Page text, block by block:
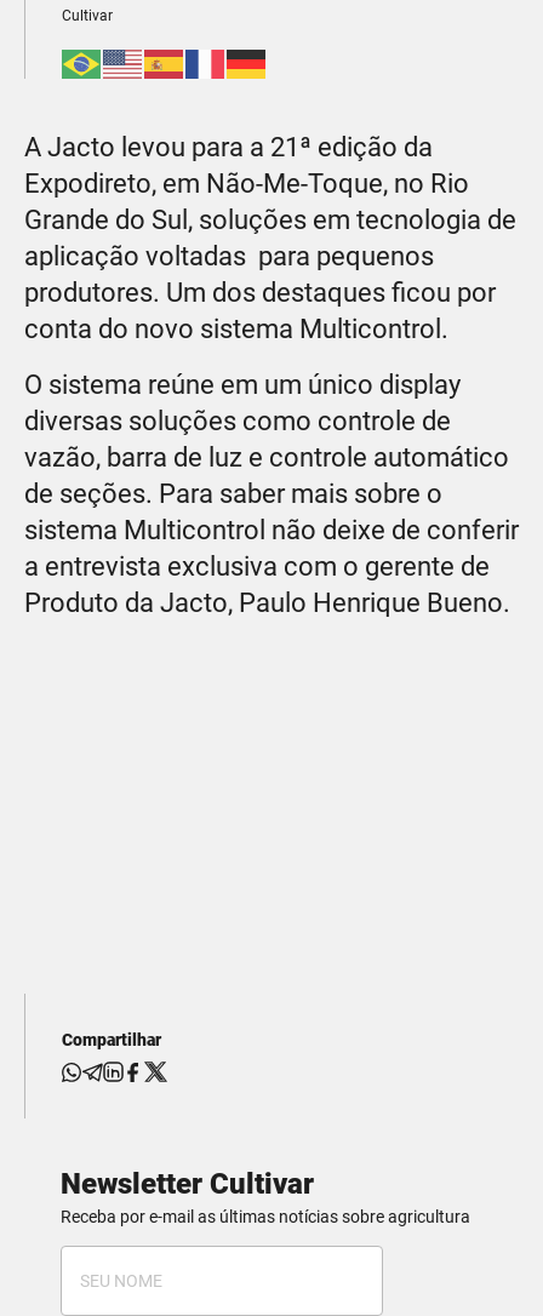
Cultivar
A Jacto levou para a 21ª edição da
Expodireto, em Não-Me-Toque, no Rio
Grande do Sul, soluções em tecnologia de
aplicação voltadas para pequenos
produtores. Um dos destaques ficou por
conta do novo sistema Multicontrol.
O sistema reúne em um único display
diversas soluções como controle de
vazão, barra de luz e controle automático
de seções. Para saber mais sobre o
sistema Multicontrol não deixe de conferir
a entrevista exclusiva com o gerente de
Produto da Jacto, Paulo Henrique Bueno.
Compartilhar
Newsletter Cultivar
Receba por e-mail as últimas notícias sobre agricultura